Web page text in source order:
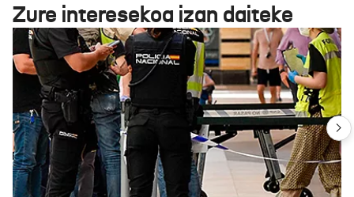
Zure interesekoa izan daiteke